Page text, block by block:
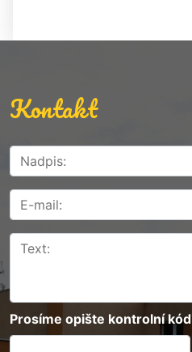
Kontakt
Prosíme opište kontrolní